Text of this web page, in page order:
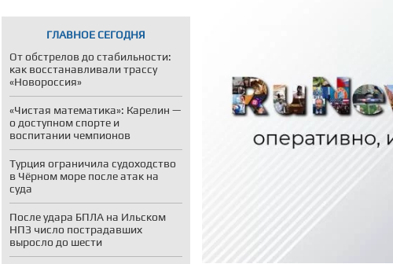
ГЛАВНОЕ СЕГОДНЯ
От обстрелов до стабильности:
как восстанавливали трассу
«Новороссия»
«Чистая математика»: Карелин —
о доступном спорте и
воспитании чемпионов
Турция ограничила судоходство
в Чёрном море после атак на
суда
После удара БПЛА на Ильском
НПЗ число пострадавших
выросло до шести